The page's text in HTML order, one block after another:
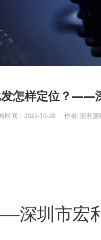
怎样定位？——
时间：2023-10-28 作者: 宏利源
深圳市宏